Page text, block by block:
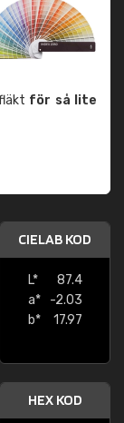
för så lite
CIELAB KOD
L*
87.4
a*
-2.03
b*
17.97
HEX KOD